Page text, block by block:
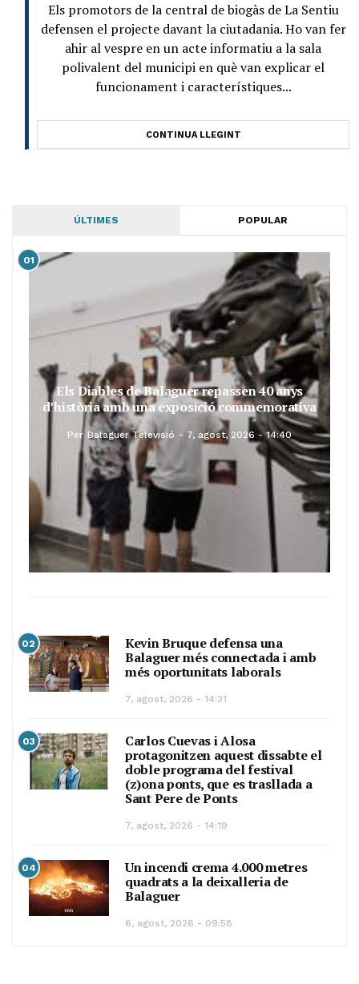
Els promotors de la central de biogàs de La Sentiu
defensen el projecte davant la ciutadania. Ho van fer
ahir al vespre en un acte informatiu a la sala
polivalent del municipi en què van explicar el
funcionament i característiques...
CONTINUA LLEGINT
ÚLTIMES POPULAR
01
Els Diables de Balaguer repassen 40 anys
d’història amb una exposició commemorativa
Per Balaguer Televisió 7, agost, 2026 - 14:40
02
Kevin Bruque defensa una
Balaguer més connectada i amb
més oportunitats laborals
7, agost, 2026 - 14:31
03
Carlos Cuevas i Alosa
protagonitzen aquest dissabte el
doble programa del festival
(z)ona ponts, que es trasllada a
Sant Pere de Ponts
7, agost, 2026 - 14:19
04
Un incendi crema 4.000 metres
quadrats a la deixalleria de
Balaguer
6, agost, 2026 - 09:58